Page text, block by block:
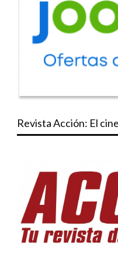
Revista Acción: El